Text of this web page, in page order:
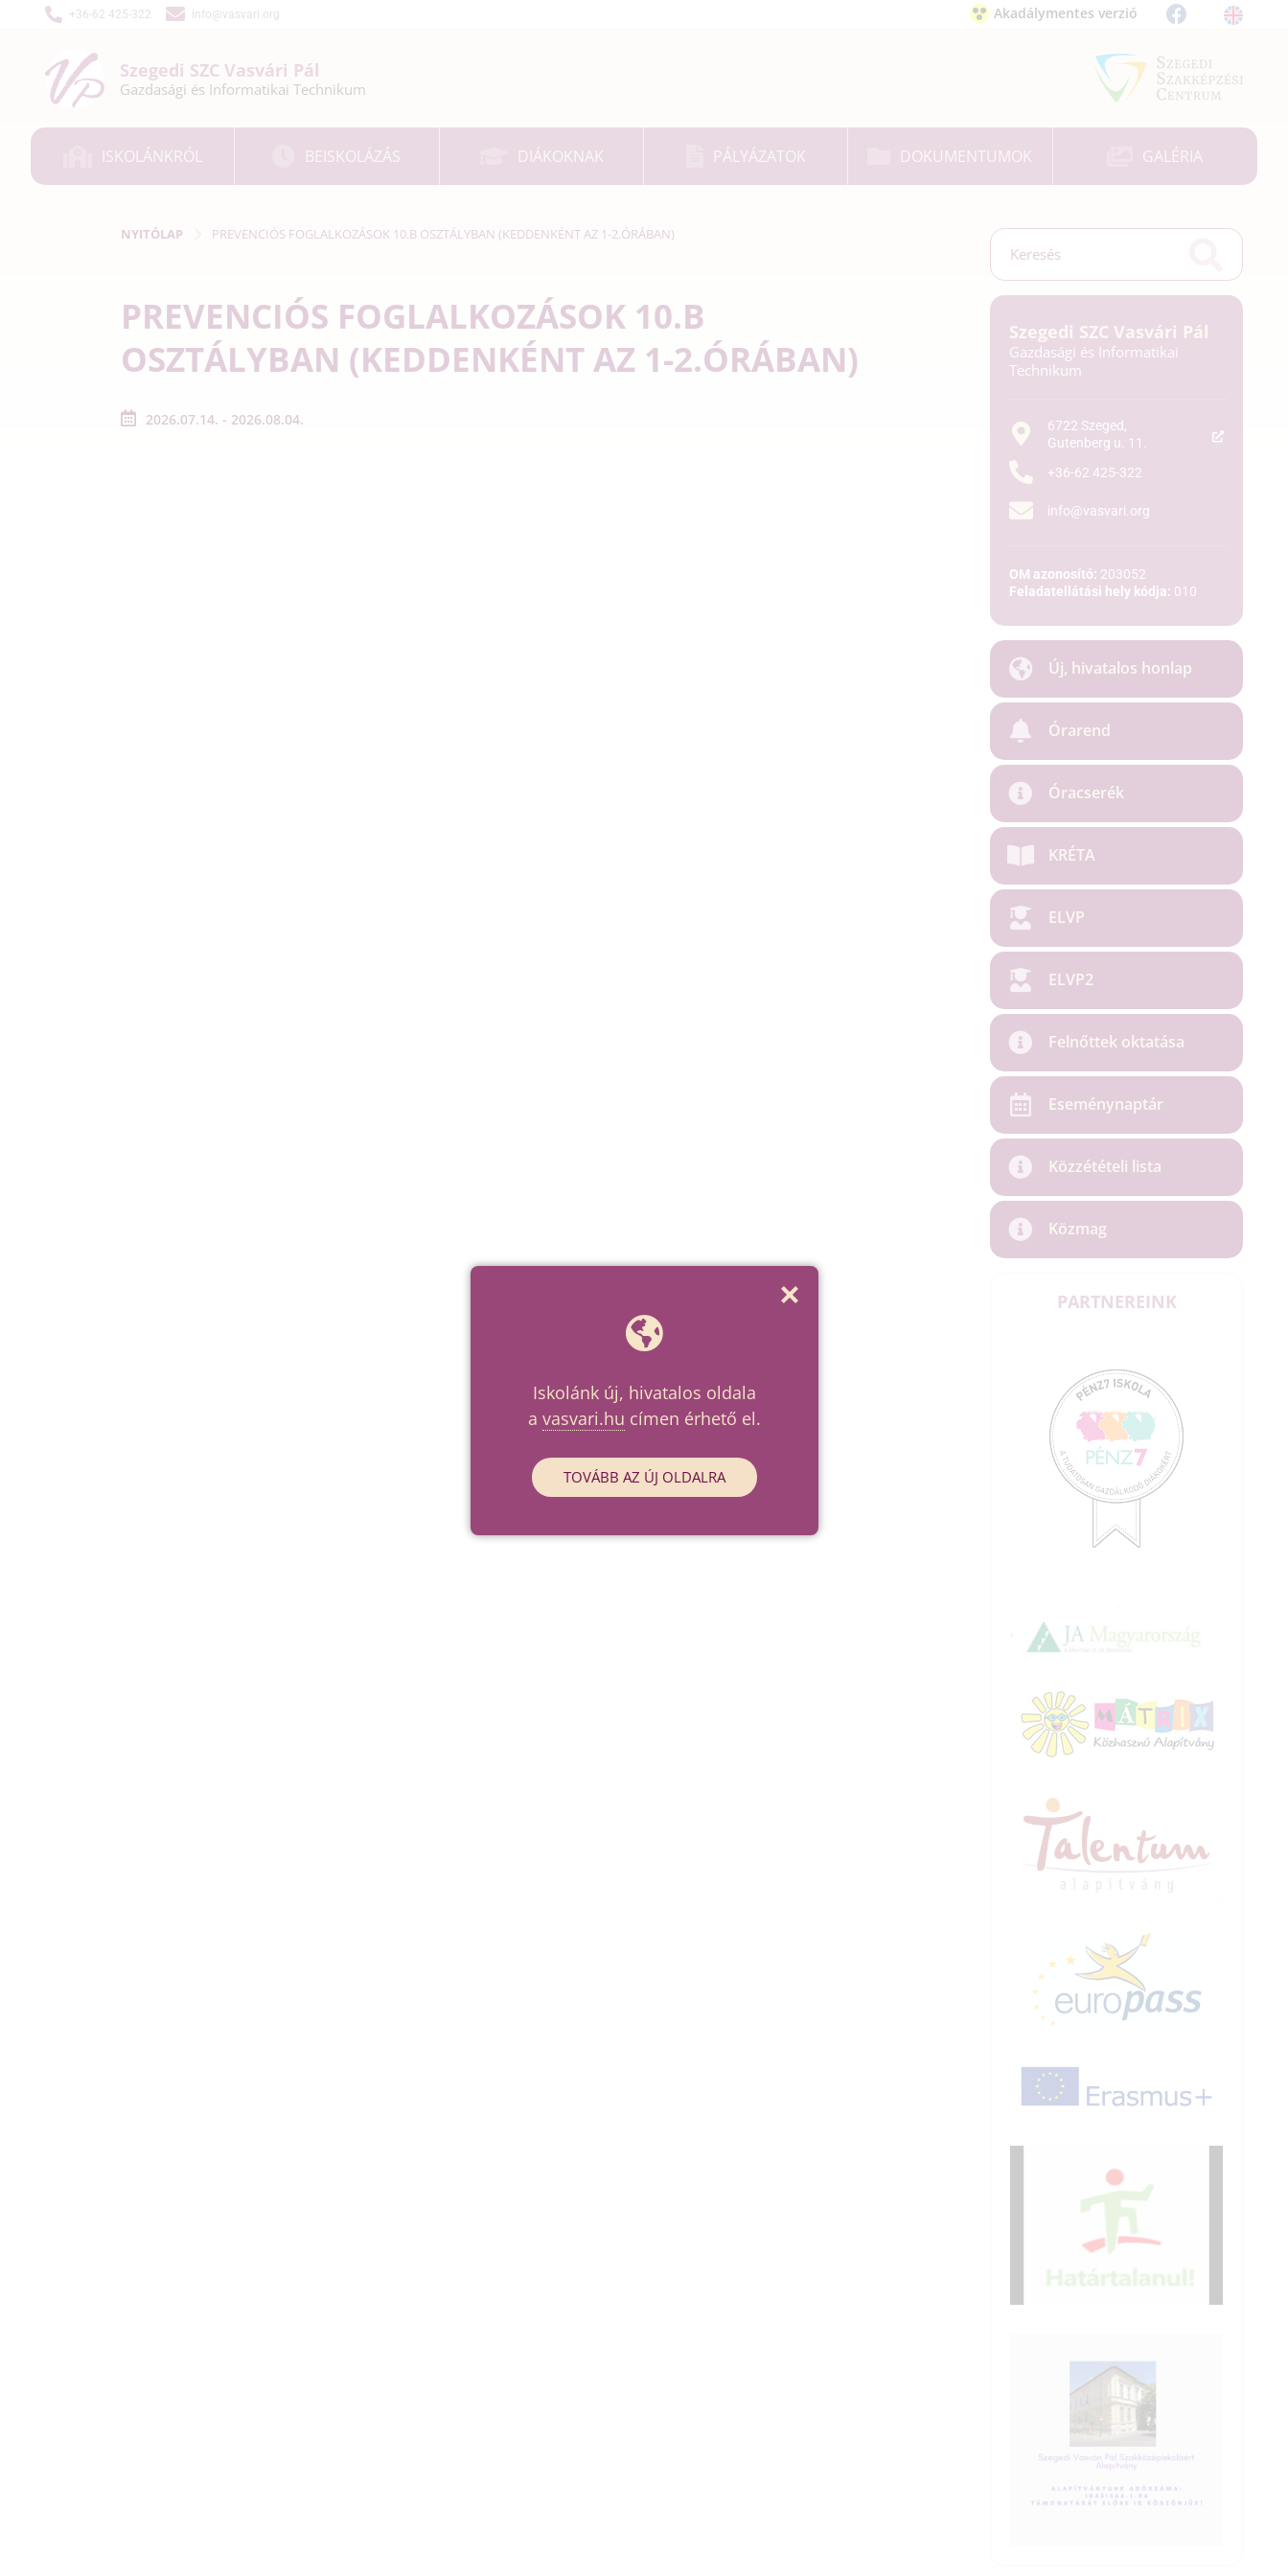
+36-62 425-322 info@vasvari.org Akadálymentes verzió
Szegedi SZC Vasvári Pál
Gazdasági és Informatikai Technikum
ISKOLÁNKRÓL BEISKOLÁZÁS DIÁKOKNAK PÁLYÁZATOK DOKUMENTUMOK GALÉRIA
NYITÓLAP PREVENCIÓS FOGLALKOZÁSOK 10.B OSZTÁLYBAN (KEDDENKÉNT AZ 1-2.ÓRÁBAN)
PREVENCIÓS FOGLALKOZÁSOK 10.B
OSZTÁLYBAN (KEDDENKÉNT AZ 1-2.ÓRÁBAN)
2026.07.14. - 2026.08.04.
Szegedi SZC Vasvári Pál
Gazdasági és Informatikai
Technikum
6722 Szeged,
Gutenberg u. 11.
+36-62 425-322
info@vasvari.org
OM azonosító: 203052
Feladatellátási hely kódja: 010
Új, hivatalos honlap
Órarend
Óracserék
KRÉTA
ELVP
ELVP2
Felnőttek oktatása
Eseménynaptár
Közzétételi lista
Közmag
PARTNEREINK
Iskolánk új, hivatalos oldala
a vasvari.hu címen érhető el.
TOVÁBB AZ ÚJ OLDALRA